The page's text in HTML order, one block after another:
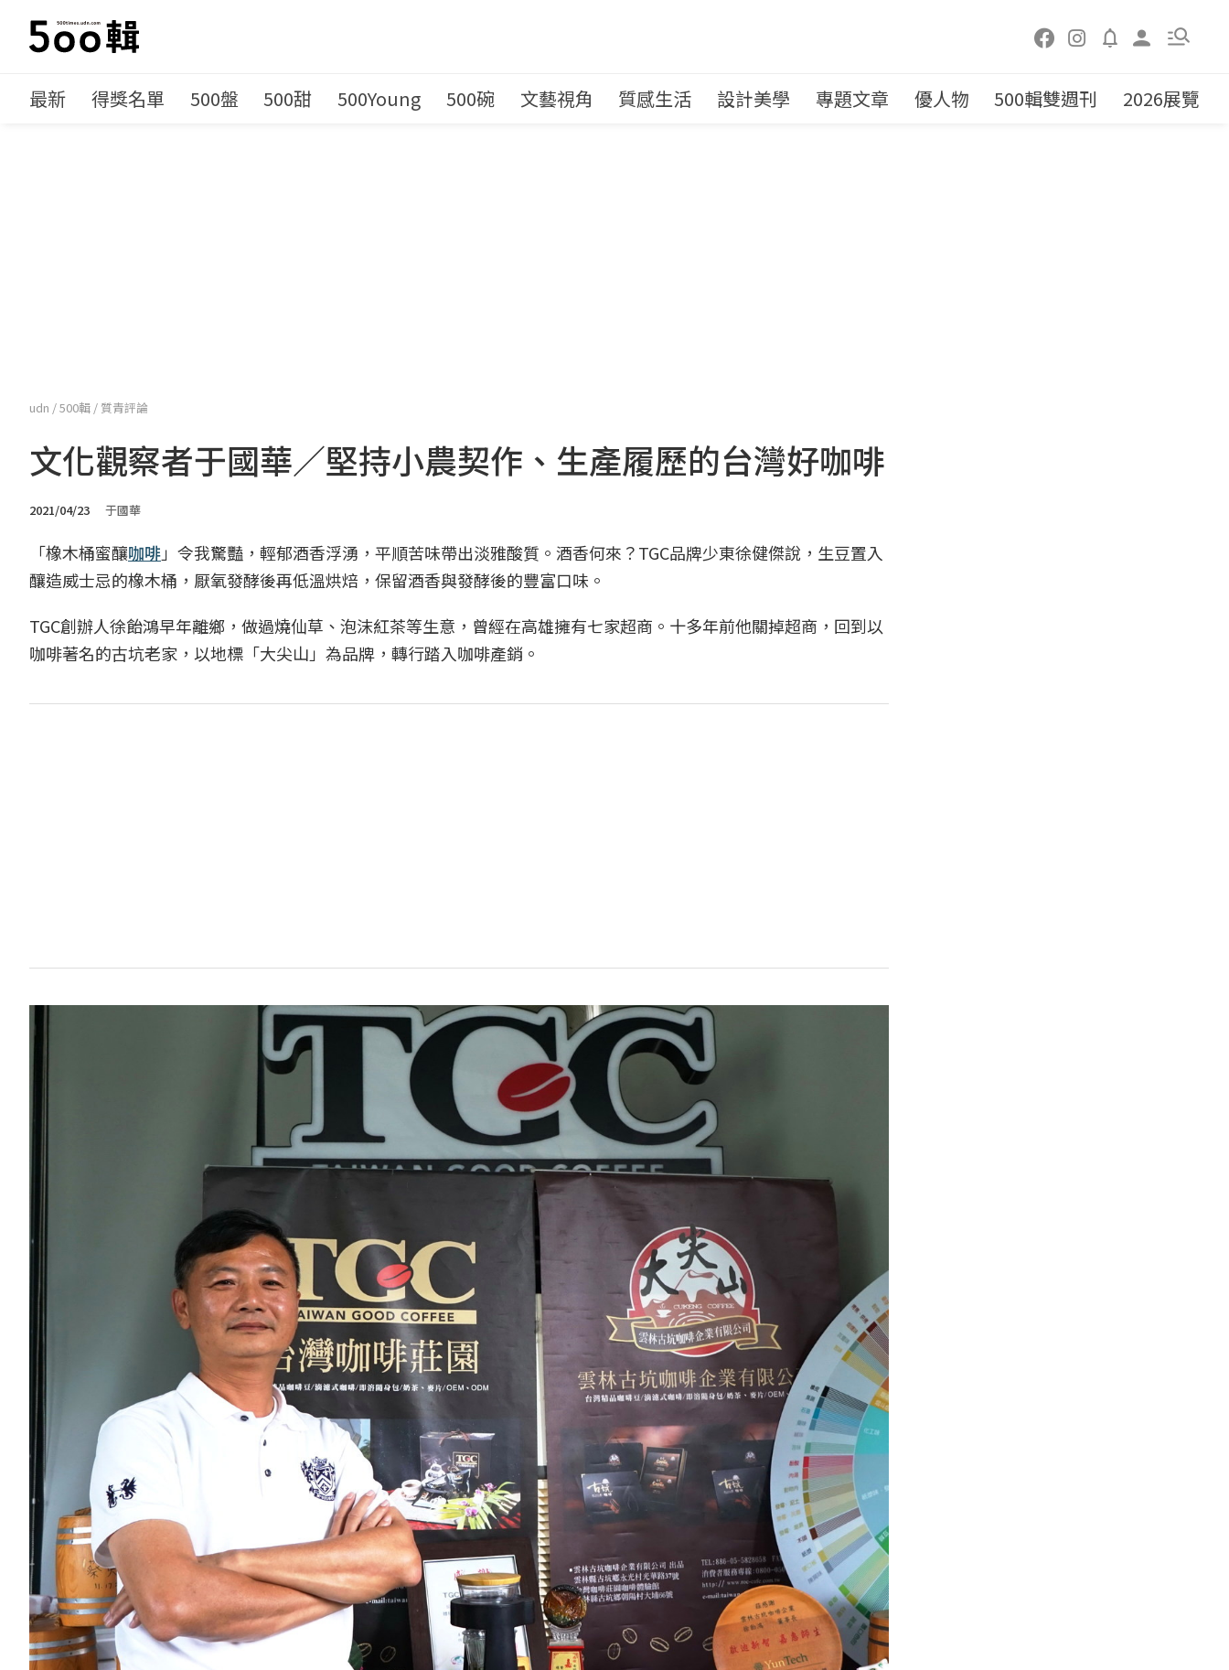
最新 得獎名單 500盤 500甜 500Young 500碗 文藝視角 質感生活 設計美學 專題文章 優人物 500輯雙週刊 2026展覽
udn /500輯 / 質青評論
文化觀察者于國華／堅持小農契作、生產履歷的台灣好咖啡
2021/04/23 于國華
「橡木桶蜜釀咖啡」令我驚豔，輕郁酒香浮湧，平順苦味帶出淡雅酸質。酒香何來？TGC品牌少東徐健傑說，生豆置入
釀造威士忌的橡木桶，厭氧發酵後再低溫烘焙，保留酒香與發酵後的豐富口味。
TGC創辦人徐飴鴻早年離鄉，做過燒仙草、泡沫紅茶等生意，曾經在高雄擁有七家超商。十多年前他關掉超商，回到以
咖啡著名的古坑老家，以地標「大尖山」為品牌，轉行踏入咖啡產銷。